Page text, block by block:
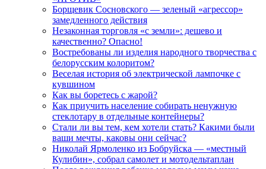
Борщевик Сосновского — зеленый «агрессор»
замедленного действия
Незаконная торговля «с земли»: дешево и
качественно? Опасно!
Востребованы ли изделия народного творчества с
белорусским колоритом?
Веселая история об электрической лампочке с
кувшином
Как вы боретесь с жарой?
Как приучить население собирать ненужную
стеклотару в отдельные контейнеры?
Стали ли вы тем, кем хотели стать? Какими были
ваши мечты, каковы они сейчас?
Николай Ярмоленко из Бобруйска — «местный
Кулибин», собрал самолет и мотодельтаплан